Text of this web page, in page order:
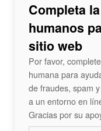
Completa
humanos
sitio web
Por favor,
humana para
de fraudes, spam
a un entorno en
Gracias por su